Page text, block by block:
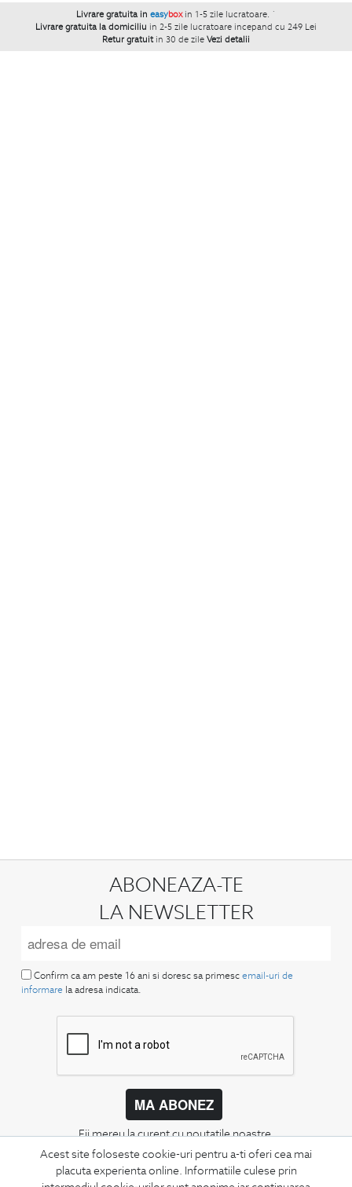
Acest site foloseste cookie-uri pentru a-ti oferi cea mai
placuta experienta online. Informatiile culese prin
Livrare gratuita in easybox in 1-5 zile lucratoare. `
Livrare gratuita la domiciliu in 2-5 zile lucratoare incepand cu 249 Lei
Retur gratuit in 30 de zile Vezi detalii
ABONEAZA-TE
LA NEWSLETTER
Confirm ca am peste 16 ani si doresc sa primesc email-uri de
informare la adresa indicata.
MA ABONEZ
Fii mereu la curent cu noutatile noastre,
oferte speciale si trenduri in moda masculina.